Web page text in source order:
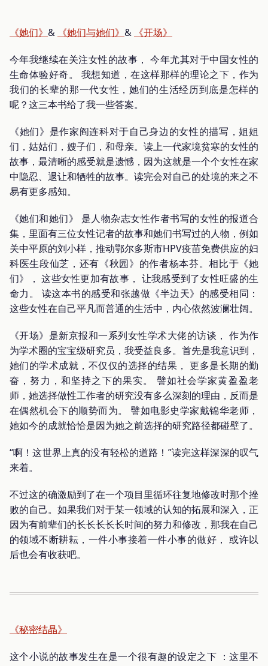
《她们》 & 《她们与她们》 & 《开场》
今年我继续在关注女性的故事， 今年尤其对于中国女性的
生命体验好奇。 我想知道，在这样那样的理论之下，作为
我们的长辈的那一代女性，她们的生活经历到底是怎样的
呢？这三本书给了我一些答案。
《她们》是作家阎连科对于自己身边的女性的描写，姐姐
们，姑姑们，嫂子们，和母亲。读上一代家境贫寒的女性的
故事，最清晰的感受就是遗憾，因为这就是一个个女性在家
中隐忍、退让和牺牲的故事。读完会对自己的处境的来之不
易有更多感知。
《她们和她们》 是人物杂志女性作者书写的女性的报道合
集，里面有三位女性记者的故事和她们书写过的人物，例如
关中平原的刘小样，推动鄂尔多斯市HPV疫苗免费供应的妇
科医生段仙芝，还有《秋园》的作者杨本芬。相比于《她
们》， 这些女性更加有故事， 让我感受到了女性旺盛的生
命力。 读这本书的感受和张越做《半边天》的感受相同：
这些女性在自己平凡而普通的生活中，内心依然波澜壮阔。
《开场》是新京报和一系列女性学术大佬的访谈， 作为作
为学术圈的宝宝级研究员，我受益良多。首先是我意识到，
她们的学术成就，不仅仅的选择的结果， 更多是长期的勤
奋，努力，和坚持之下的果实。 譬如社会学家黄盈盈老
师，她选择做性工作者的研究没有多么深刻的理由，反而是
在偶然机会下的顺势而为。 譬如电影史学家戴锦华老师，
她如今的成就恰恰是因为她之前选择的研究路径都碰壁了。
“啊！这世界上真的没有轻松的道路！”读完这样深深的叹气
来着。
不过这的确激励到了在一个项目里循环往复地修改时那个挫
败的自己。如果我们对于某一领域的认知的拓展和深入，正
因为有前辈们的长长长长长时间的努力和修改，那我在自己
的领域不断耕耘，一件小事接着一件小事的做好， 或许以
后也会有收获吧。
《秘密结晶》
这个小说的故事发生在是一个很有趣的设定之下 ：这里不